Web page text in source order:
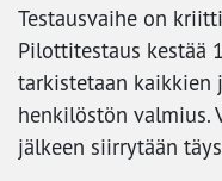
Testausvaihe on
Pilottitestaus kestää
tarkistetaan kaikkien
henkilöstön valmius.
jälkeen siirrytään